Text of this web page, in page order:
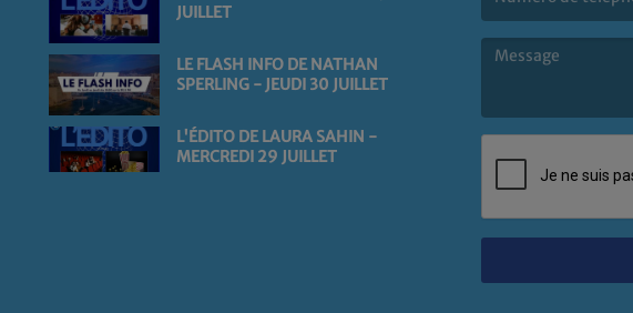
JUILLET
LE FLASH INFO DE NATHAN
SPERLING - JEUDI 30 JUILLET
L'ÉDITO DE LAURA SAHIN -
MERCREDI 29 JUILLET